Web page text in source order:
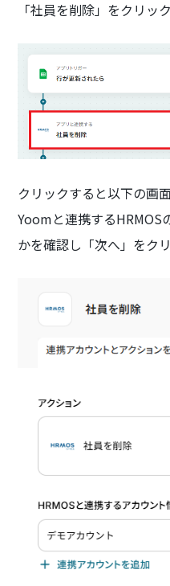
「社員を削除」をクリッ
クリックすると以下の画
Yoomと連携するHRMOS
かを確認し「次へ」をク